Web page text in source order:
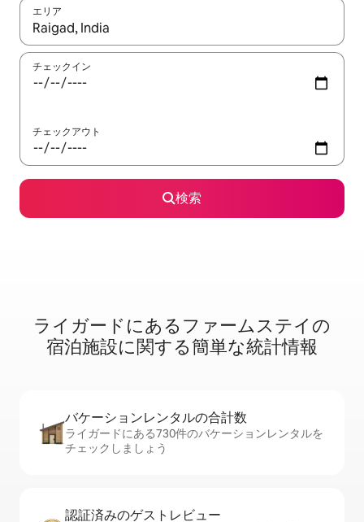
エリア
検索結果が表示されたら、上下の矢印キーを使って移動するか
チェックイン
チェックアウト
検索
ライガードに⁠あ⁠るフ⁠ァ⁠ー⁠ム⁠ス⁠テ⁠イ⁠の
宿⁠泊⁠施⁠設⁠に関⁠す⁠る簡⁠単⁠な統⁠計⁠情⁠報
バケーションレ⁠ン⁠タ⁠ル⁠の合⁠計⁠数
ライガードにある730件のバケーションレンタルを
チェックしましょう
認証済みのゲ⁠ス⁠ト⁠レ⁠ビ⁠ュ⁠ー